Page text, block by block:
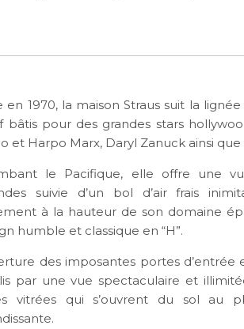
en 1970, la maison Straus suit la
bâtis pour des grandes stars
et Harpo Marx, Daryl Zanuck ainsi que
le Pacifique, elle offre une
suivie d’un bol d’air frais
à la hauteur de son domaine
humble et classique en “H”.
des imposantes portes
par une vue spectaculaire et
vitrées qui s’ouvrent du sol au